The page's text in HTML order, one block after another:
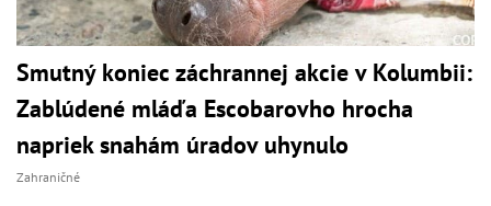
Smutný koniec záchrannej akcie v Kolumbii:
Zablúdené mláďa Escobarovho hrocha
napriek snahám úradov uhynulo
Zahraničné